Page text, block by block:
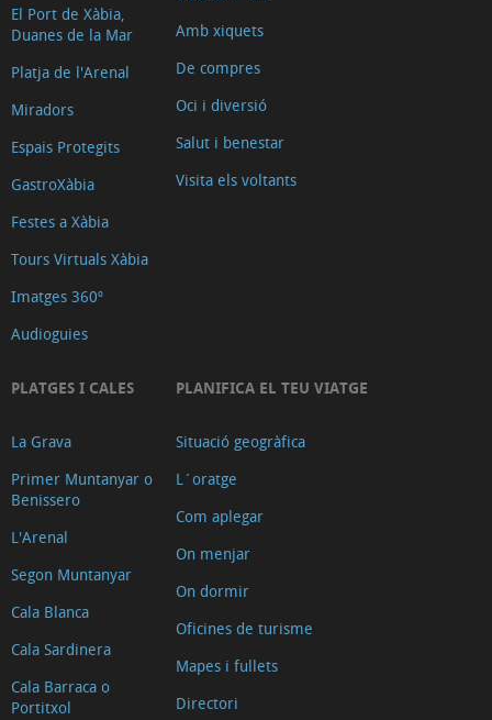
El Port de Xàbia,
Duanes de la Mar
Platja de l'Arenal
Miradors
Espais Protegits
GastroXàbia
Festes a Xàbia
Tours Virtuals Xàbia
Imatges 360º
Audioguies
Amb xiquets
De compres
Oci i diversió
Salut i benestar
Visita els voltants
PLATGES I CALES
La Grava
Primer Muntanyar o
Benissero
L'Arenal
Segon Muntanyar
Cala Blanca
Cala Sardinera
Cala Barraca o
Portitxol
PLANIFICA EL TEU VIATGE
Situació geogràfica
L´oratge
Com aplegar
On menjar
On dormir
Oficines de turisme
Mapes i fullets
Directori